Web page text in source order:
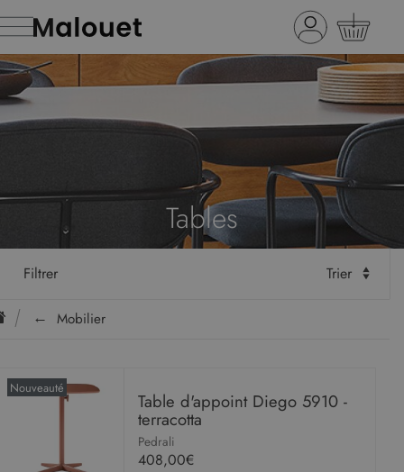
Tables
Filtrer Trier
Mobilier
Nouveauté
Table d'appoint Diego 5910 -
terracotta
Pedrali
408,00€